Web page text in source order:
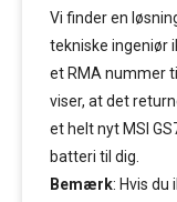
Vi finder en
tekniske ingeniør
et RMA nummer
viser, at det
et helt nyt MSI
batteri til dig.
Bemærk: Hvis du